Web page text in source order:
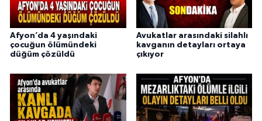
Afyon’da 4 yaşındaki
çocuğun ölümündeki
düğüm çözüldü
Avukatlar arasındaki silahlı
kavganın detayları ortaya
çıkıyor